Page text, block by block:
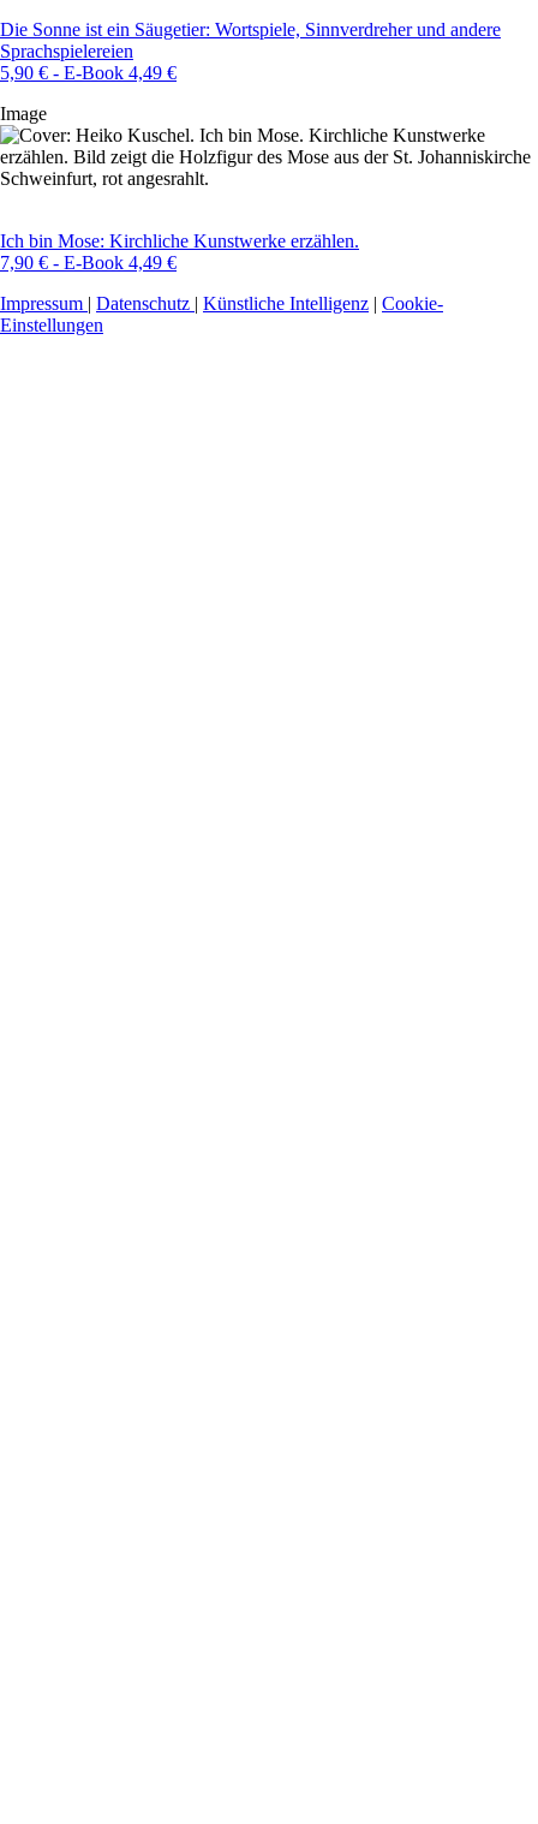
Die Sonne ist ein Säugetier: Wortspiele, Sinnverdreher und andere
Sprachspielereien
5,90 € - E-Book 4,49 €
Image
Ich bin Mose: Kirchliche Kunstwerke erzählen.
7,90 € - E-Book 4,49 €
Impressum | Datenschutz | Künstliche Intelligenz | Cookie-
Einstellungen